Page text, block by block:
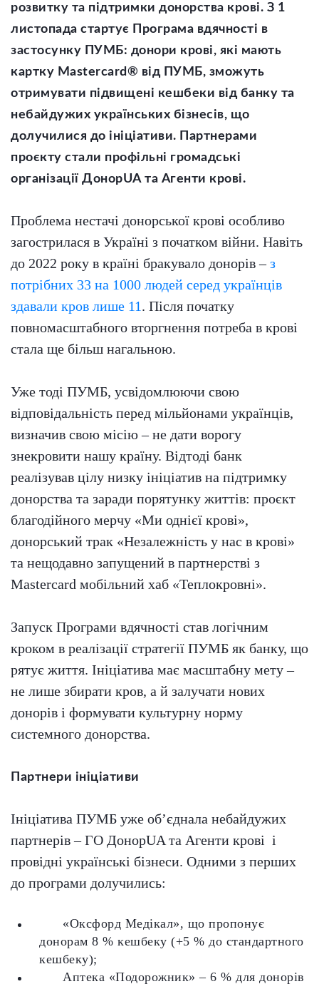
розвитку та підтримки донорства крові. З 1
листопада стартує Програма вдячності в
застосунку ПУМБ: донори крові, які мають
картку Mastercard® від ПУМБ, зможуть
отримувати підвищені кешбеки від банку та
небайдужих українських бізнесів, що
долучилися до ініціативи. Партнерами
проєкту стали профільні громадські
організації ДонорUA та Агенти крові.
Проблема нестачі донорської крові особливо
загострилася в Україні з початком війни. Навіть
до 2022 року в країні бракувало донорів –з
потрібних 33 на 1000 людей серед українців
здавали кров лише 11. Після початку
повномасштабного вторгнення потреба в крові
стала ще більш нагальною.
Уже тоді ПУМБ, усвідомлюючи свою
відповідальність перед мільйонами українців,
визначив свою місію – не дати ворогу
знекровити нашу країну. Відтоді банк
реалізував цілу низку ініціатив на підтримку
донорства та заради порятунку життів: проєкт
благодійного мерчу «Ми однієї крові»,
донорський трак «Незалежність у нас в крові»
та нещодавно запущений в партнерстві з
Mastercard мобільний хаб «Теплокровні».
Запуск Програми вдячності став логічним
кроком в реалізації стратегії ПУМБ як банку, що
рятує життя. Ініціатива має масштабну мету –
не лише збирати кров, а й залучати нових
донорів і формувати культурну норму
системного донорства.
Партнери ініціативи
Ініціатива ПУМБ уже об’єднала небайдужих
партнерів – ГО ДонорUA та Агенти крові і
провідні українські бізнеси. Одними з перших
до програми долучились:
«Оксфорд Медікал», що пропонує
донорам 8 % кешбеку (+5 % до стандартного
кешбеку);
Аптека «Подорожник» – 6 % для донорів